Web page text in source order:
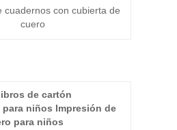
cuadernos con cubierta de
cuero
de cartón
para niños Impresión de
para niños